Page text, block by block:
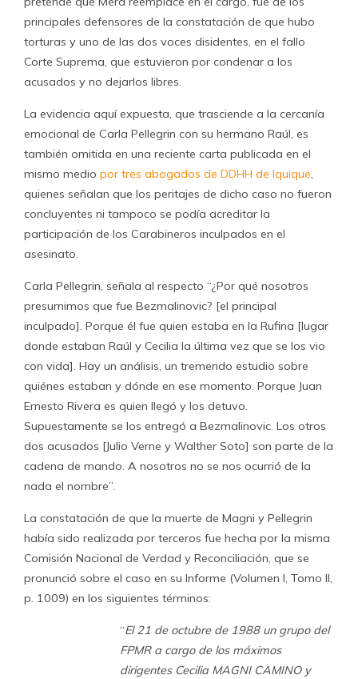
principales defensores de la constatación de que hubo
torturas y uno de las dos voces disidentes, en el fallo
Corte Suprema, que estuvieron por condenar a los
acusados y no dejarlos libres.
La evidencia aquí expuesta, que trasciende a la cercanía
emocional de Carla Pellegrin con su hermano Raúl, es
también omitida en una reciente carta publicada en el
mismo medio por tres abogados de DDHH de Iquique,
quienes señalan que los peritajes de dicho caso no fueron
concluyentes ni tampoco se podía acreditar la
participación de los Carabineros inculpados en el
asesinato.
Carla Pellegrin, señala al respecto “¿Por qué nosotros
presumimos que fue Bezmalinovic? [el principal
inculpado]. Porque él fue quien estaba en la Rufina [lugar
donde estaban Raúl y Cecilia la última vez que se los vio
con vida]. Hay un análisis, un tremendo estudio sobre
quiénes estaban y dónde en ese momento. Porque Juan
Ernesto Rivera es quien llegó y los detuvo.
Supuestamente se los entregó a Bezmalinovic. Los otros
dos acusados [Julio Verne y Walther Soto] son parte de la
cadena de mando. A nosotros no se nos ocurrió de la
nada el nombre”.
La constatación de que la muerte de Magni y Pellegrin
había sido realizada por terceros fue hecha por la misma
Comisión Nacional de Verdad y Reconciliación, que se
pronunció sobre el caso en su Informe (Volumen I, Tomo II,
p. 1009) en los siguientes términos:
“El 21 de octubre de 1988un grupo del
FPMR a cargo de los máximos
dirigentes Cecilia MAGNI CAMINO y